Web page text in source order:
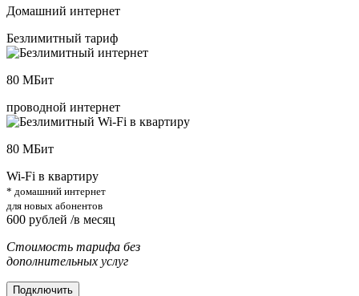
Домашний интернет
Безлимитный тариф
80 МБит
проводной интернет
80 МБит
Wi-Fi в квартиру
* домашний интернет
для новых абонентов
600 рублей /в месяц
Стоимость тарифа без
дополнительных услуг
Подключить